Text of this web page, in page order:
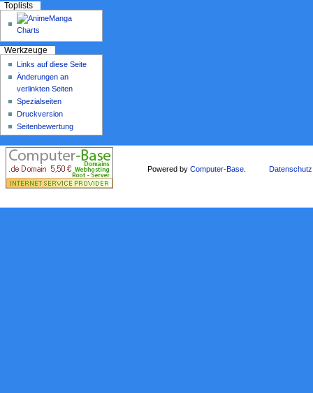
Toplists
Werkzeuge
Links auf diese Seite
Änderungen an
verlinkten Seiten
Spezialseiten
Druckversion
Seitenbewertung
Powered byComputer-Base Datenschutz